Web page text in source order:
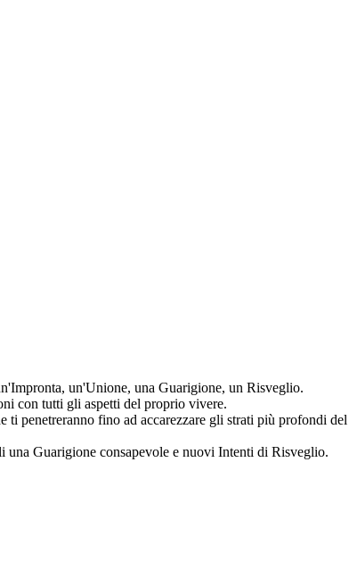
un'Unione, una Guarigione, un Risveglio.
con tutti gli aspetti del proprio vivere.
penetreranno fino ad accarezzare gli strati più profondi del
Guarigione consapevole e nuovi Intenti di Risveglio.